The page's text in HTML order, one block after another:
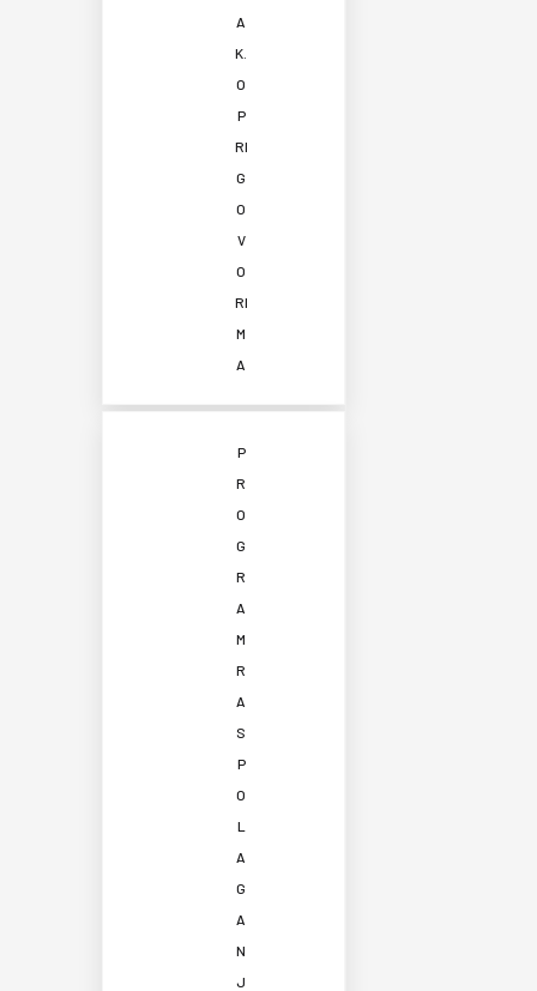
A
K.
O
P
RI
G
O
V
O
RI
M
A
P
R
O
G
R
A
M
R
A
S
P
O
L
A
G
A
N
J